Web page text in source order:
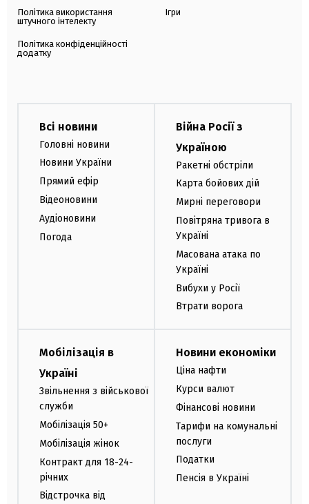
Політика використання
штучного інтелекту
Політика конфіденційності
додатку
Ігри
Всі новини
Головні новини
Новини України
Прямий ефір
Відеоновини
Аудіоновини
Погода
Війна Росії з
Україною
Ракетні обстріли
Карта бойових дій
Мирні переговори
Повітряна тривога в
Україні
Масована атака по
Україні
Вибухи у Росії
Втрати ворога
Мобілізація в
Україні
Звільнення з військової
служби
Мобілізація 50+
Мобілізація жінок
Контракт для 18-24-
річних
Відстрочка від
Новини економіки
Ціна нафти
Курси валют
Фінансові новини
Тарифи на комунальні
послуги
Податки
Пенсія в Україні